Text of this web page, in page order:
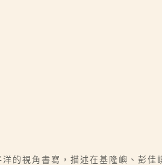
的視角書寫，描述在基隆嶼、彭佳